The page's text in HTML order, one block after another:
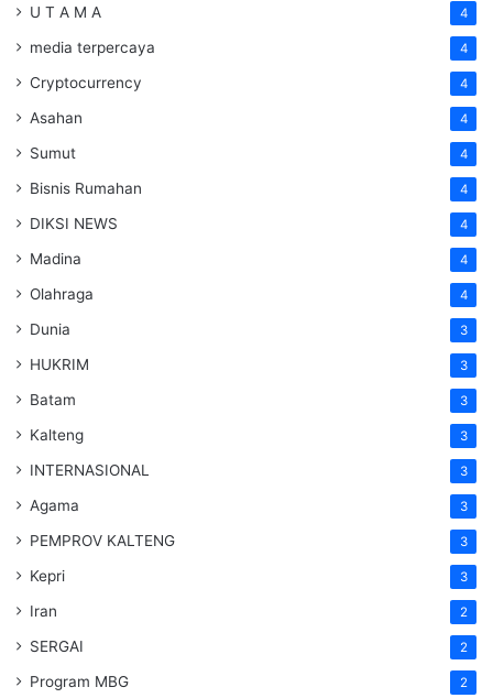
U T A M A 4
media terpercaya 4
Cryptocurrency 4
Asahan 4
Sumut 4
Bisnis Rumahan 4
DIKSI NEWS 4
Madina 4
Olahraga 4
Dunia 3
HUKRIM 3
Batam 3
Kalteng 3
INTERNASIONAL 3
Agama 3
PEMPROV KALTENG 3
Kepri 3
Iran 2
SERGAI 2
Program MBG 2